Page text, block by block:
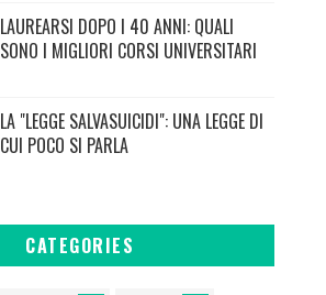
LAUREARSI DOPO I 40 ANNI: QUALI
SONO I MIGLIORI CORSI UNIVERSITARI
LA "LEGGE SALVASUICIDI": UNA LEGGE DI
CUI POCO SI PARLA
CATEGORIES